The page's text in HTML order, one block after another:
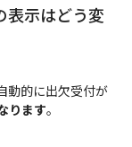
表示はどう変
動的に出欠受付が
ります。